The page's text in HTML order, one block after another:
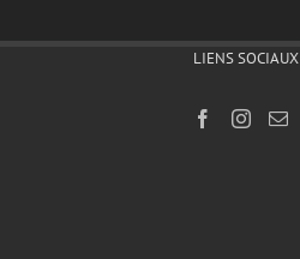
LIENS SOCIAUX